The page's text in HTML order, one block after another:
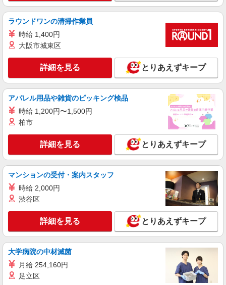
キープ
派遣社員
グループホームでの介護スタッフ
時給：1400〜1600円 ※資格や経験面などに
よる
東京都渋谷区
詳細を見る
（株）ウィルオブ・ワークCW 新宿支店/ms130101
高齢者向け住宅staff
時給1800円 ◆前払い・日払い・週払いOK
詳細を見る
派遣社員
株式会社トラストグロース 新宿本社 第2営業部
介護付き有料老人ホームでの夜専介護士
1夜勤：初任者研修28000円〜/実務者30000
円〜/介福32000円〜 ※資格や経験などによる
ラウンドワンの清掃作業員
時給 1,400円
大阪市城東区
詳細を見る とりあえずキープ
アパレル用品や雑貨のピッキング検品
時給 1,200円〜1,500円
柏市
詳細を見る とりあえずキープ
マンションの受付・案内スタッフ
時給 2,000円
渋谷区
詳細を見る とりあえずキープ
大学病院の中材滅菌
月給 254,160円
足立区